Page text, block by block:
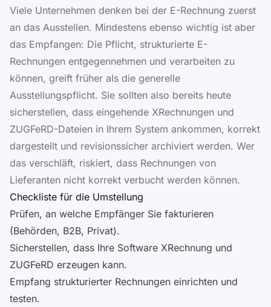
Viele Unternehmen denken bei der E-Rechnung zuerst
an das Ausstellen. Mindestens ebenso wichtig ist aber
das Empfangen: Die Pflicht, strukturierte E-
Rechnungen entgegennehmen und verarbeiten zu
können, greift früher als die generelle
Ausstellungspflicht. Sie sollten also bereits heute
sicherstellen, dass eingehende XRechnungen und
ZUGFeRD-Dateien in Ihrem System ankommen, korrekt
dargestellt und revisionssicher archiviert werden. Wer
das verschläft, riskiert, dass Rechnungen von
Lieferanten nicht korrekt verbucht werden können.
Checkliste für die Umstellung
Prüfen, an welche Empfänger Sie fakturieren
(Behörden, B2B, Privat).
Sicherstellen, dass Ihre Software XRechnung und
ZUGFeRD erzeugen kann.
Empfang strukturierter Rechnungen einrichten und
testen.